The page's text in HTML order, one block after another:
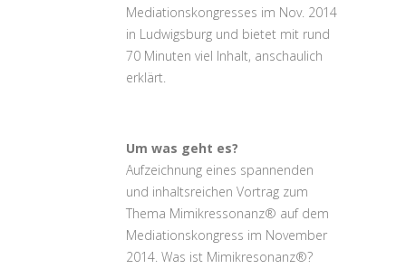
Mediationskongresses im Nov. 2014
in Ludwigsburg und bietet mit rund
70 Minuten viel Inhalt, anschaulich
erklärt.
Um was geht es?
Aufzeichnung eines spannenden
und inhaltsreichen Vortrag zum
Thema Mimikressonanz® auf dem
Mediationskongress im November
2014. Was ist Mimikresonanz®?